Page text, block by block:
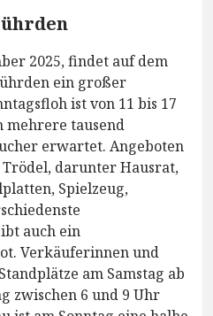
2025, findet auf dem
ein großer
ist von 11 bis 17
mehrere tausend
erwartet. Angeboten
darunter Hausrat,
Spielzeug,
auch ein
Verkäuferinnen und
am Samstag ab
zwischen 6 und 9 Uhr